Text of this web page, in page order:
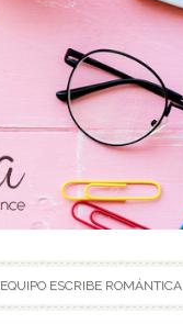
EQUIPO ESCRIBE ROMÁNTICA